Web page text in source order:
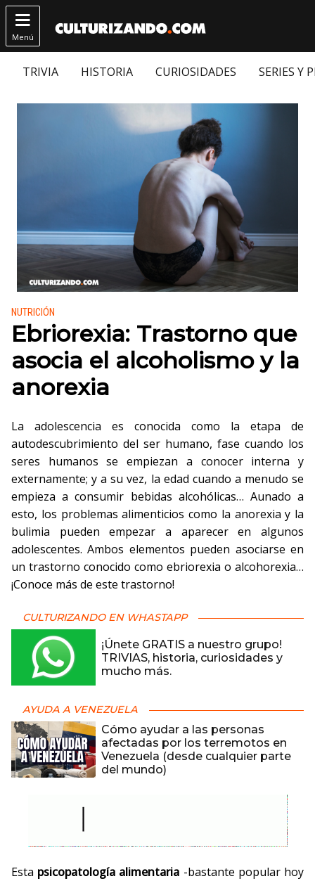

Menú
TRIVIA HISTORIA CURIOSIDADES SERIES Y
Publicado en:
NUTRICIÓN
Ebriorexia: Trastorno que
asocia el alcoholismo y la
anorexia
La adolescencia es conocida como la etapa de
autodescubrimiento del ser humano, fase cuando los
seres humanos se empiezan a conocer interna y
externamente; y a su vez, la edad cuando a menudo se
empieza a consumir bebidas alcohólicas… Aunado a
esto, los problemas alimenticios como la anorexia y la
bulimia pueden empezar a aparecer en algunos
adolescentes. Ambos elementos pueden asociarse en
un trastorno conocido como ebriorexia o alcohorexia…
¡Conoce más de este trastorno!
CULTURIZANDO EN WHASTAPP
¡Únete GRATIS a nuestro grupo!
TRIVIAS, historia, curiosidades y
mucho más.
AYUDA A VENEZUELA
Cómo ayudar a las personas
afectadas por los terremotos en
Venezuela (desde cualquier parte
del mundo)
Esta psicopatología alimentaria -bastante popular hoy